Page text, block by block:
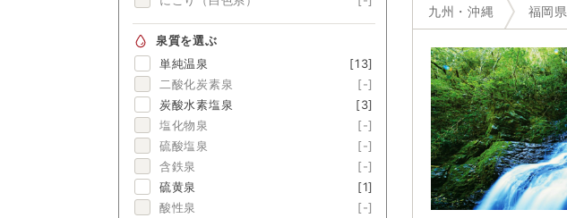
泉質を選ぶ
単純温泉
[13]
二酸化炭素泉
[-]
炭酸水素塩泉
[3]
塩化物泉
[-]
硫酸塩泉
[-]
含鉄泉
[-]
硫黄泉
[1]
酸性泉
[-]
九州・沖縄 福岡県